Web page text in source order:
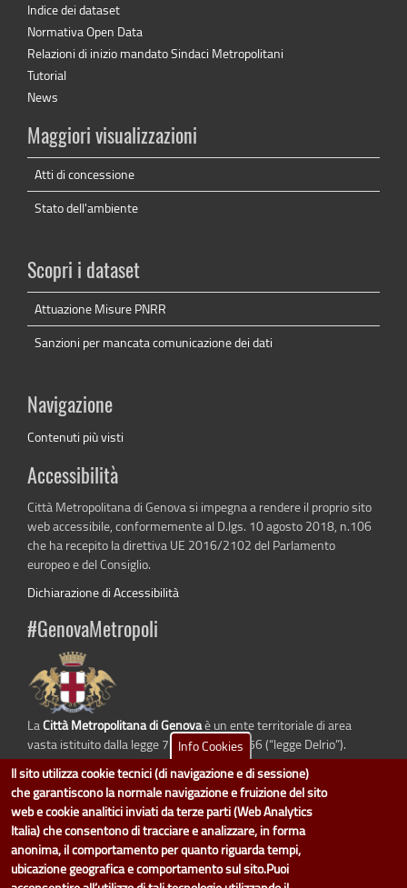
Indice dei dataset
Normativa Open Data
Relazioni di inizio mandato Sindaci Metropolitani
Tutorial
News
Maggiori visualizzazioni
Atti di concessione
Stato dell'ambiente
Scopri i dataset
Attuazione Misure PNRR
Sanzioni per mancata comunicazione dei dati
Navigazione
Contenuti più visti
Accessibilità
Città Metropolitana di Genova si impegna a rendere il proprio sito
web accessibile, conformemente al D.lgs. 10 agosto 2018, n.106
che ha recepito la direttiva UE 2016/2102 del Parlamento
europeo e del Consiglio.
Dichiarazione di Accessibilità
#GenovaMetropoli
LaCittà Metropolitana di Genovaè un ente territoriale di area
vasta istituito dalla legge 7 aprile 2014 n. 56 (“legge Delrio”).
Sostituisce la Provincia di Genova.
dati.cittametropolitana.genova.itè il progetto "Open Data" della
Metropolitana di Genova.
Il design e la gestione sono a cura del Servizio Sistemi Informativi. Ogni
Info Cookies
Il sito utilizza cookie tecnici (di navigazione e di sessione)
che garantiscono la normale navigazione e fruizione del sito
web e cookie analitici inviati da terze parti (Web Analytics
Italia) che consentono di tracciare e analizzare, in forma
anonima, il comportamento per quanto riguarda tempi,
ubicazione geografica e comportamento sul sito.Puoi